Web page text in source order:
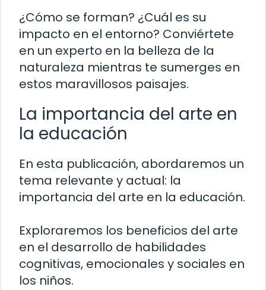
¿Cómo se forman? ¿Cuál es su
impacto en el entorno? Conviértete
en un experto en la belleza de la
naturaleza mientras te sumerges en
estos maravillosos paisajes.
La importancia del arte en
la educación
En esta publicación, abordaremos un
tema relevante y actual: la
importancia del arte en la educación.
Exploraremos los beneficios del arte
en el desarrollo de habilidades
cognitivas, emocionales y sociales en
los niños.